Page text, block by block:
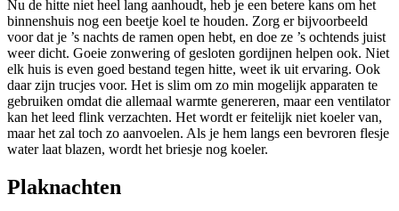
Nu de hitte niet heel lang aanhoudt, heb je een betere kans om het
binnenshuis nog een beetje koel te houden. Zorg er bijvoorbeeld
voor dat je ’s nachts de ramen open hebt, en doe ze ’s ochtends juist
weer dicht. Goeie zonwering of gesloten gordijnen helpen ook. Niet
elk huis is even goed bestand tegen hitte, weet ik uit ervaring. Ook
daar zijn trucjes voor. Het is slim om zo min mogelijk apparaten te
gebruiken omdat die allemaal warmte genereren, maar een ventilator
kan het leed flink verzachten. Het wordt er feitelijk niet koeler van,
maar het zal toch zo aanvoelen. Als je hem langs een bevroren flesje
water laat blazen, wordt het briesje nog koeler.
Plaknachten